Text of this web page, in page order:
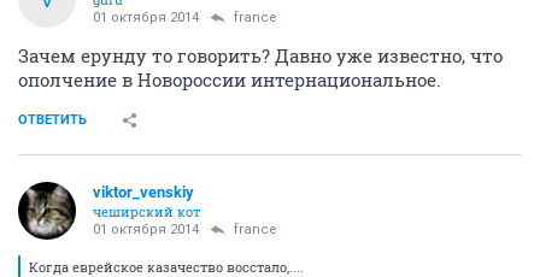
01 октября 2014 france
Зачем ерунду то говорить? Давно уже известно, что
ополчение в Новороссии интернациональное.
ОТВЕТИТЬ
viktor_venskiy
чеширский кот
01 октября 2014 france
Когда еврейское казачество восстало,....